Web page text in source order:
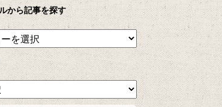
から記事を探す